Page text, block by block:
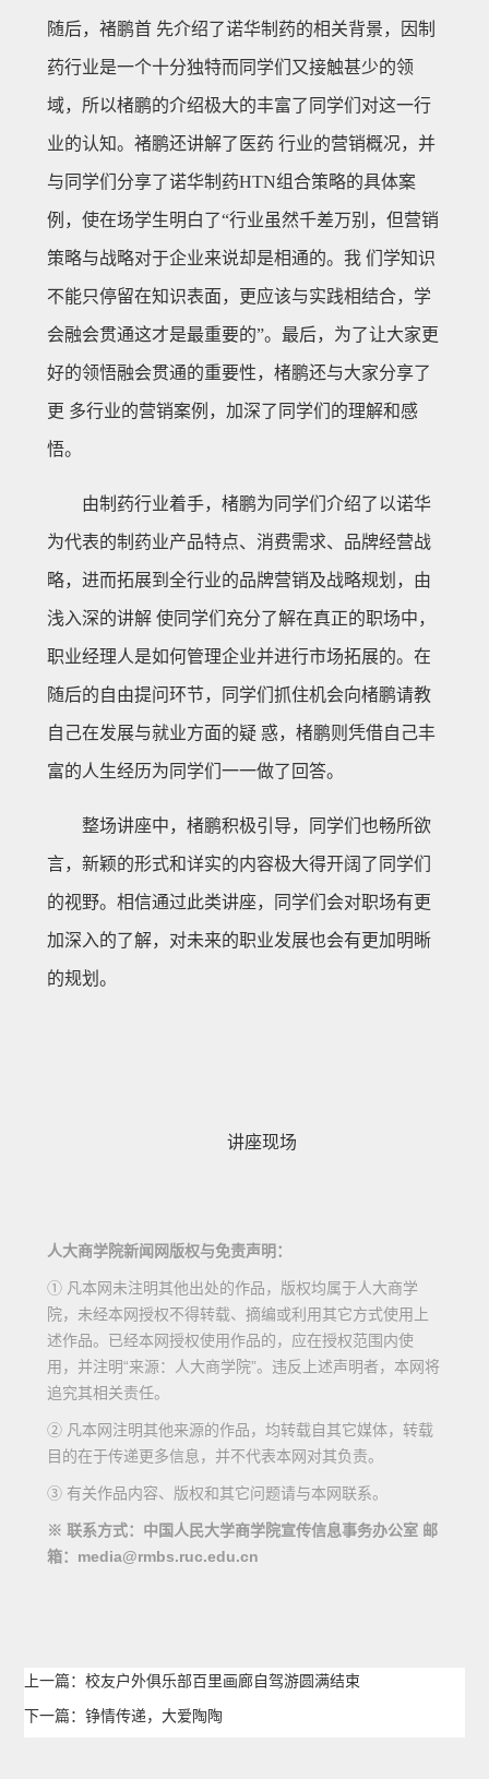
随后，褚鹏首 先介绍了诺华制药的相关背景，因制
药行业是一个十分独特而同学们又接触甚少的领
域，所以楮鹏的介绍极大的丰富了同学们对这一行
业的认知。褚鹏还讲解了医药 行业的营销概况，并
与同学们分享了诺华制药HTN组合策略的具体案
例，使在场学生明白了“行业虽然千差万别，但营销
策略与战略对于企业来说却是相通的。我 们学知识
不能只停留在知识表面，更应该与实践相结合，学
会融会贯通这才是最重要的”。最后，为了让大家更
好的领悟融会贯通的重要性，楮鹏还与大家分享了
更 多行业的营销案例，加深了同学们的理解和感
悟。
由制药行业着手，楮鹏为同学们介绍了以诺华
为代表的制药业产品特点、消费需求、品牌经营战
略，进而拓展到全行业的品牌营销及战略规划，由
浅入深的讲解 使同学们充分了解在真正的职场中，
职业经理人是如何管理企业并进行市场拓展的。在
随后的自由提问环节，同学们抓住机会向楮鹏请教
自己在发展与就业方面的疑 惑，楮鹏则凭借自己丰
富的人生经历为同学们一一做了回答。
整场讲座中，楮鹏积极引导，同学们也畅所欲
言，新颖的形式和详实的内容极大得开阔了同学们
的视野。相信通过此类讲座，同学们会对职场有更
加深入的了解，对未来的职业发展也会有更加明晰
的规划。
讲座现场
人大商学院新闻网版权与免责声明：
① 凡本网未注明其他出处的作品，版权均属于人大商学
院，未经本网授权不得转载、摘编或利用其它方式使用上
述作品。已经本网授权使用作品的，应在授权范围内使
用，并注明“来源：人大商学院”。违反上述声明者，本网将
追究其相关责任。
② 凡本网注明其他来源的作品，均转载自其它媒体，转载
目的在于传递更多信息，并不代表本网对其负责。
③ 有关作品内容、版权和其它问题请与本网联系。
※ 联系方式：中国人民大学商学院宣传信息事务办公室 邮
箱：media@rmbs.ruc.edu.cn
上一篇：校友户外俱乐部百里画廊自驾游圆满结束
下一篇：铮情传递，大爱陶陶